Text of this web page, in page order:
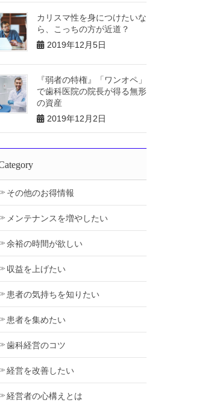
カリスマ性を身につけたいな
ら、こっちの方が近道？
2019年12月5日
『弱者の特権』「ワンオペ」
で歯科医院の院長が得る無形
の資産
2019年12月2日
その他のお得情報
メンテナンスを増やしたい
余裕の時間が欲しい
収益を上げたい
患者の気持ちを知りたい
患者を集めたい
歯科経営のコツ
経営を改善したい
経営者の心構えとは